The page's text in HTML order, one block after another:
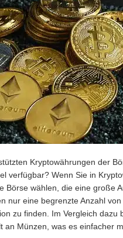
Kryptowährungen der
verfügbar? Wenn Sie in
Börse wählen, die eine große
nur eine begrenzte Anzahl
zu finden. Im Vergleich dazu
an Münzen, was es einfacher